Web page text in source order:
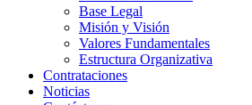
Base Legal
Misión y Visión
Valores Fundamentales
Estructura Organizativa
Contrataciones
Noticias